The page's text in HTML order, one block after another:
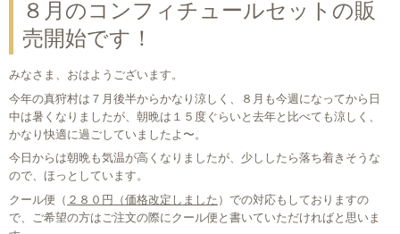
８月のコンフィチュールセットの販
売開始です！
みなさま、おはようございます。
今年の真狩村は７月後半からかなり涼しく、８月も今週になってから日
中は暑くなりましたが、朝晩は１５度ぐらいと去年と比べても涼しく、
かなり快適に過ごしていましたよ〜。
今日からは朝晩も気温が高くなりましたが、少ししたら落ち着きそうな
ので、ほっとしています。
クール便（ ２８０円（価格改定しました ）での対応もしておりますの
で、ご希望の方はご注文の際にクール便と書いていただければと思いま